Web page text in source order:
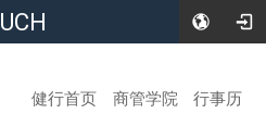
UCH
健行首页
商管学院 行事历